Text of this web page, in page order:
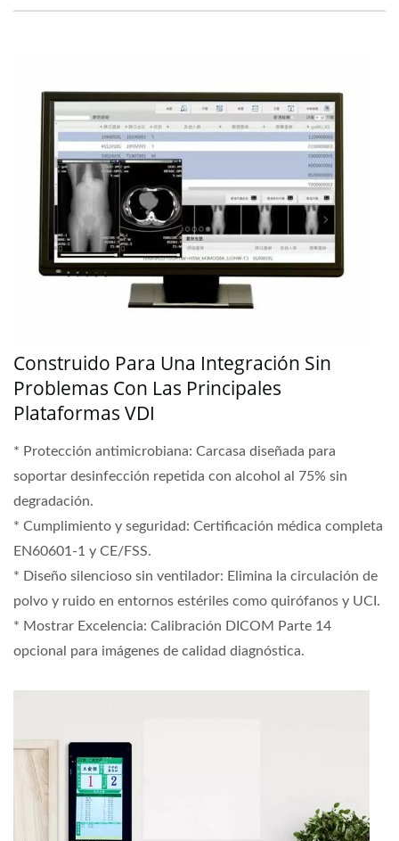
Construido Para Una Integración Sin
Problemas Con Las Principales
Plataformas VDI
* Protección antimicrobiana: Carcasa diseñada para
soportar desinfección repetida con alcohol al 75% sin
degradación.
* Cumplimiento y seguridad: Certificación médica completa
EN60601-1 y CE/FSS.
* Diseño silencioso sin ventilador: Elimina la circulación de
polvo y ruido en entornos estériles como quirófanos y UCI.
* Mostrar Excelencia: Calibración DICOM Parte 14
opcional para imágenes de calidad diagnóstica.